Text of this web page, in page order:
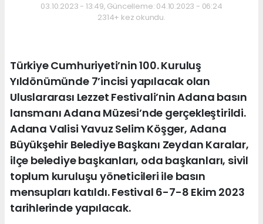
03.10.2023 - 13:49, Güncelleme: 04.10.2023 - 06:24
2314+ kez okundu.
Türkiye Cumhuriyeti’nin 100. Kuruluş
Yıldönümünde 7’incisi yapılacak olan
Uluslararası Lezzet Festivali’nin Adana basın
lansmanı Adana Müzesi’nde gerçekleştirildi.
Adana Valisi Yavuz Selim Köşger, Adana
Büyükşehir Belediye Başkanı Zeydan Karalar,
ilçe belediye başkanları, oda başkanları, sivil
toplum kuruluşu yöneticileri ile basın
mensupları katıldı. Festival 6-7-8 Ekim 2023
tarihlerinde yapılacak.